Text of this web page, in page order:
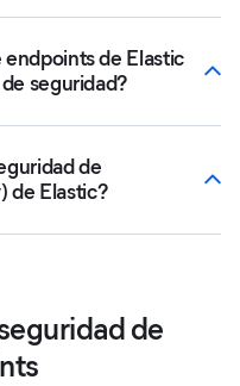
endpoints de Elastic
seguridad?
de
de Elastic?
de